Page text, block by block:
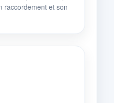
raccordement et son